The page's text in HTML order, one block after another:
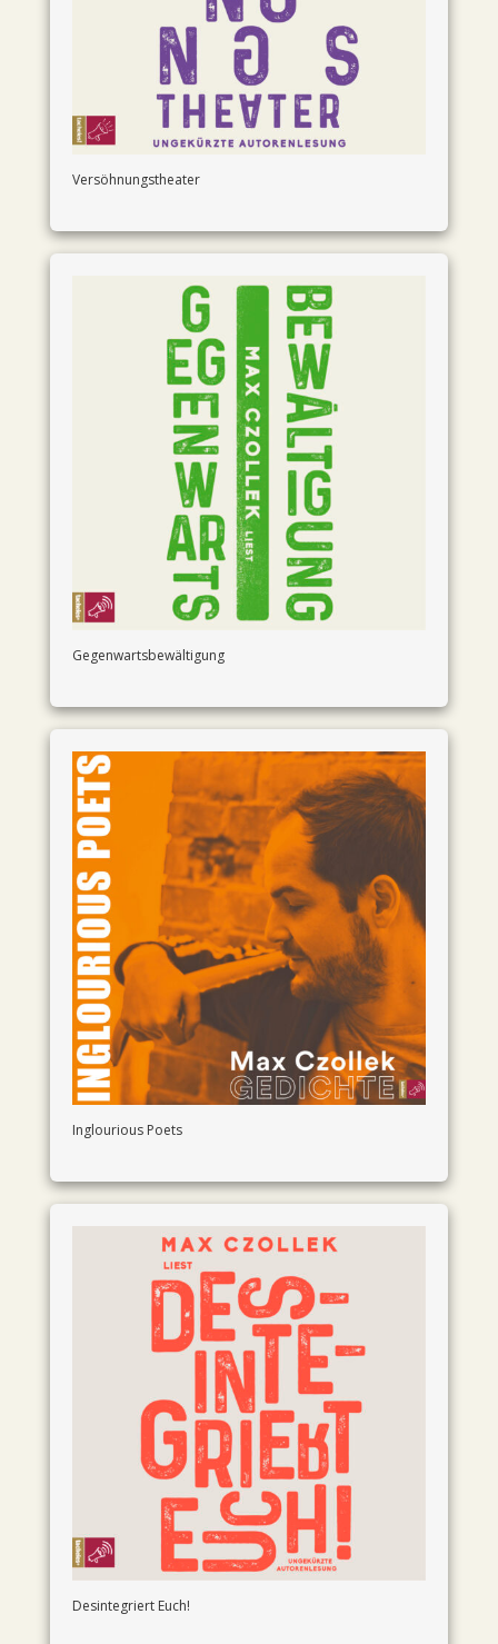
Versöhnungstheater
Gegenwartsbewältigung
Inglourious Poets
Desintegriert Euch!